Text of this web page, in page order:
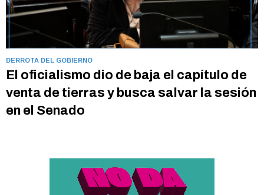
DERROTA DEL GOBIERNO
El oficialismo dio de baja el capítulo de
venta de tierras y busca salvar la sesión
en el Senado